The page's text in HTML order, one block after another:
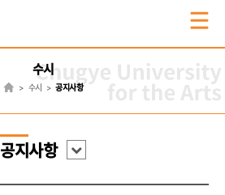
수시
수시 공지사항
공지사항